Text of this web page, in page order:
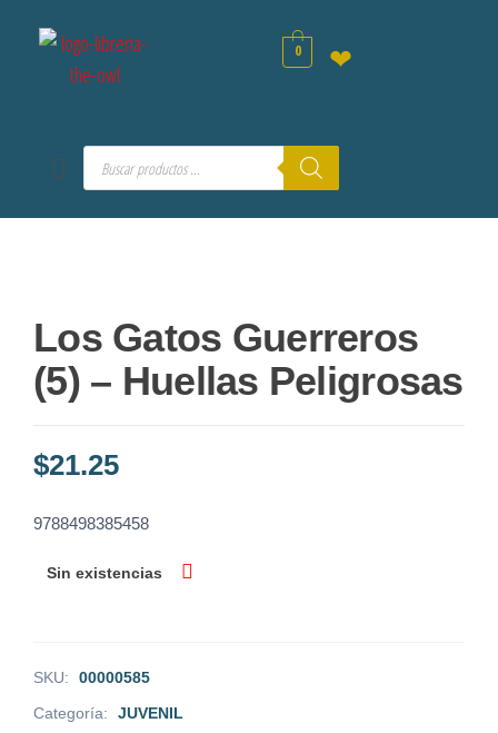
0 ❤
Los Gatos Guerreros
(5) – Huellas Peligrosas
$21.25
9788498385458
Sin existencias
SKU:
00000585
Categoría:
JUVENIL